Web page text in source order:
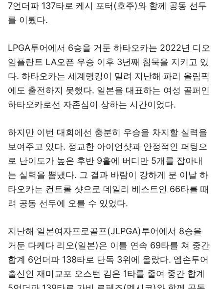
7언더파 137타로 케시 포터(호주)와 함께 공동 선두
를 이뤘다.
LPGA투어에서 6승을 거둔 하타오카는 2022년 디오
임플란트 LA오픈 우승 이후 3년째 침묵을 지키고 있
다. 하타오카는 세계랭킹이 밀려 지난해 파리 올림픽
에도 출전하지 못했다. 일본을 대표하는 여성 골퍼인
하타오카로선 자존심이 상하는 시간이었다.
하지만 이번 대회에선 충분히 우승을 차지할 실력을
보여주고 있다. 정교한 아이언샷과 안정적인 퍼팅으
로 난이도가 높은 후반 9홀에 버디만 5개를 잡아내
는 실력을 뽐냈다. 그 결과 바람이 강하게 분 이날 하
타오카는 컨트롤 샷으로 데일리 베스트인 66타를 때
려 공동 선두에 오를 수 있었다.
지난해 일본여자프로골프(JLPGA)투어에서 8승을
거둔 다케다 리오(일본)은 이틀 연속 69타를 쳐 중간
합계 6언더파 138타로 단독 3위에 올랐다. 엡손투어
출신인 재미교포 오스턴 김은 1타를 줄여 중간 합계